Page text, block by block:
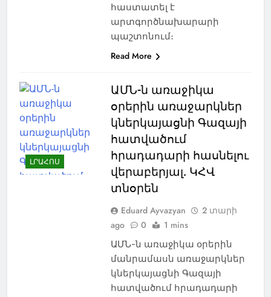
հաստատել է
արտգործնախարարի
պաշտոնում։
Read More
ԼՐԱՀՈՍ
ԱՄՆ-ն առաջիկա
օրերին առաջարկներ
կներկայացնի Գազայի
հատվածում
հրադադարի հասնելու
վերաբերյալ. ԿՀՎ
տնօրեն
Eduard Ayvazyan
2 տարի
ago
0 1 mins
ԱՄՆ-ն առաջիկա օրերին
մանրամասն առաջարկներ
կներկայացնի Գազայի
հատվածում հրադադարի